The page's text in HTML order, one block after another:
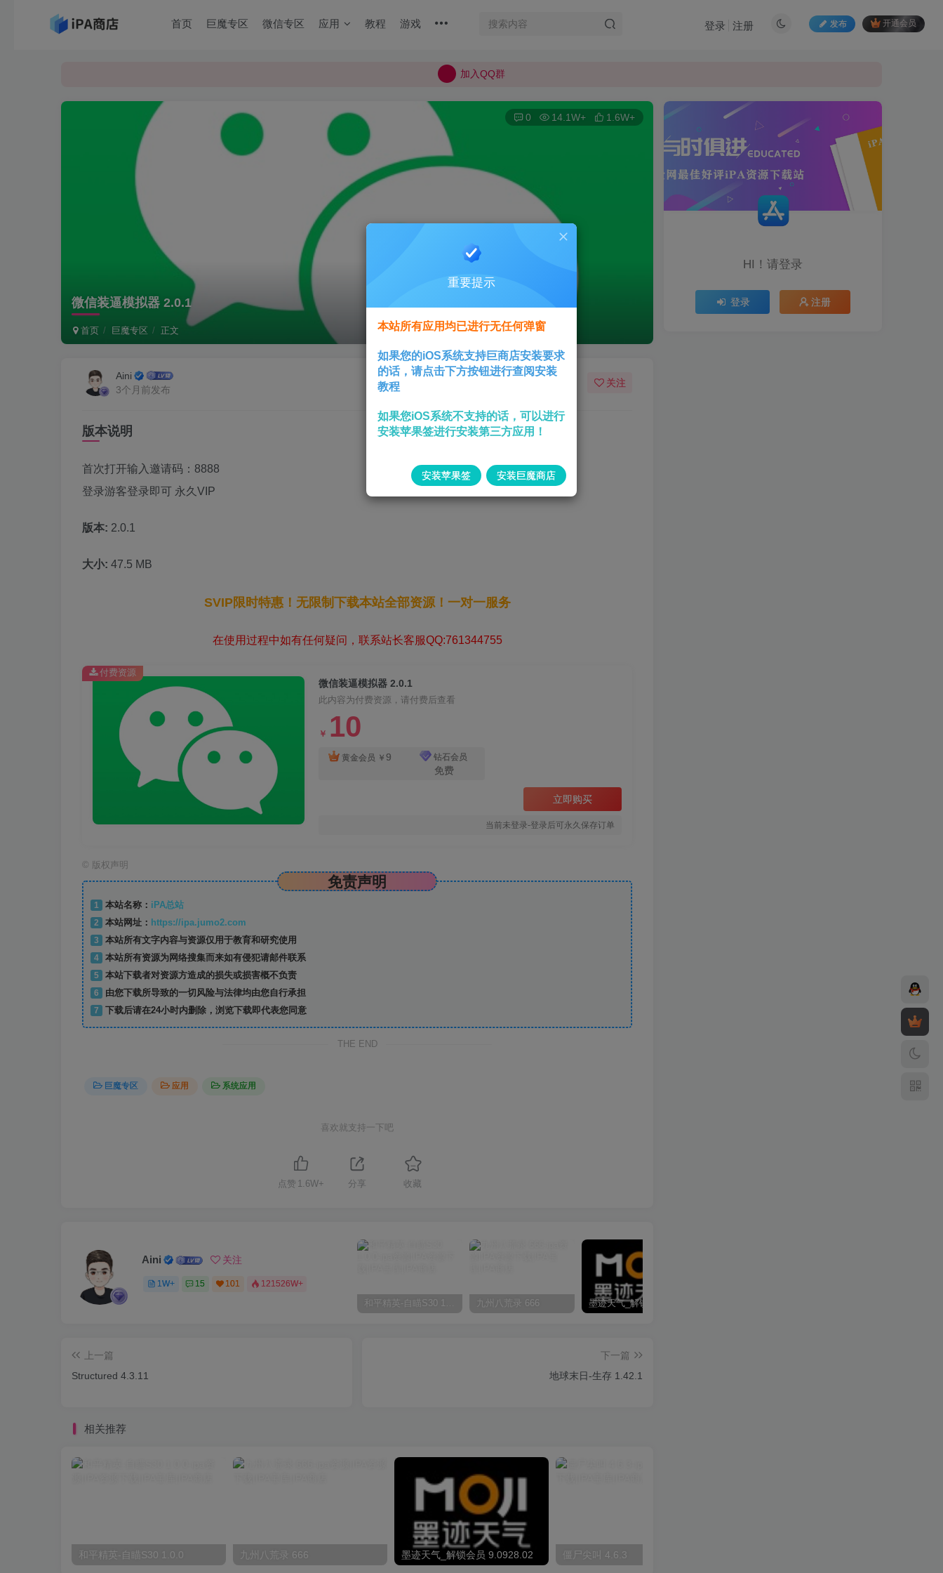
首页 巨魔专区 微信专区 应用 教程 游戏 发布 开通会员
登录 注册
所有上传的应用 均已通过 严格的安全检测
加入QQ群
微信装逼模拟器 2.0.1
首页 巨魔专区 正文
0 14.1W+ 1.6W+
Aini
3个月前发布
关注
版本说明
首次打开输入邀请码：8888
登录游客登录即可 永久VIP
版本: 2.0.1
大小: 47.5 MB
SVIP限时特惠！无限制下载本站全部资源！一对一服务
在使用过程中如有任何疑问，联系站长客服QQ:761344755
微信装逼模拟器 2.0.1
此内容为付费资源，请付费后查看
￥ 10
黄金会员 ￥9 钻石会员
免费
立即购买
当前未登录-登录后可永久保存订单
付费资源
© 版权声明
免责声明
1 本站名称： iPA总站
2
本站网址： https://ipa.jumo2.com
3
本站所有文字内容与资源仅用于教育和研究使用
4
本站所有资源为网络搜集而来如有侵犯请邮件联系
5
本站下载者对资源方造成的损失或损害概不负责
6
由您下载所导致的一切风险与法律均由您自行承担
7
下载后请在24小时内删除，浏览下载即代表您同意
THE END
巨魔专区 应用 系统应用
喜欢就支持一下吧
点赞 1.6W+ 分享 收藏
Aini 关注
1W+ 15 101
121526W+
和平精英-自瞄S30 1.0.0
九州八荒录 666
上一篇
Structured 4.3.11
下一篇
地球末日-生存 1.42.1
相关推荐
和平精英-自瞄S30 1.0.0 九州八荒录 666 墨迹天气_解锁会员 9.0928.02 僵尸尖叫 4.6.3
HI！请登录
登录 注册
重要提示
本站所有应用均已进行无任何弹窗
如果您的iOS系统支持巨商店安装要求
的话，请点击下方按钮进行查阅安装
教程
如果您iOS系统不支持的话，可以进行
安装苹果签进行安装第三方应用！
安装苹果签 安装巨魔商店